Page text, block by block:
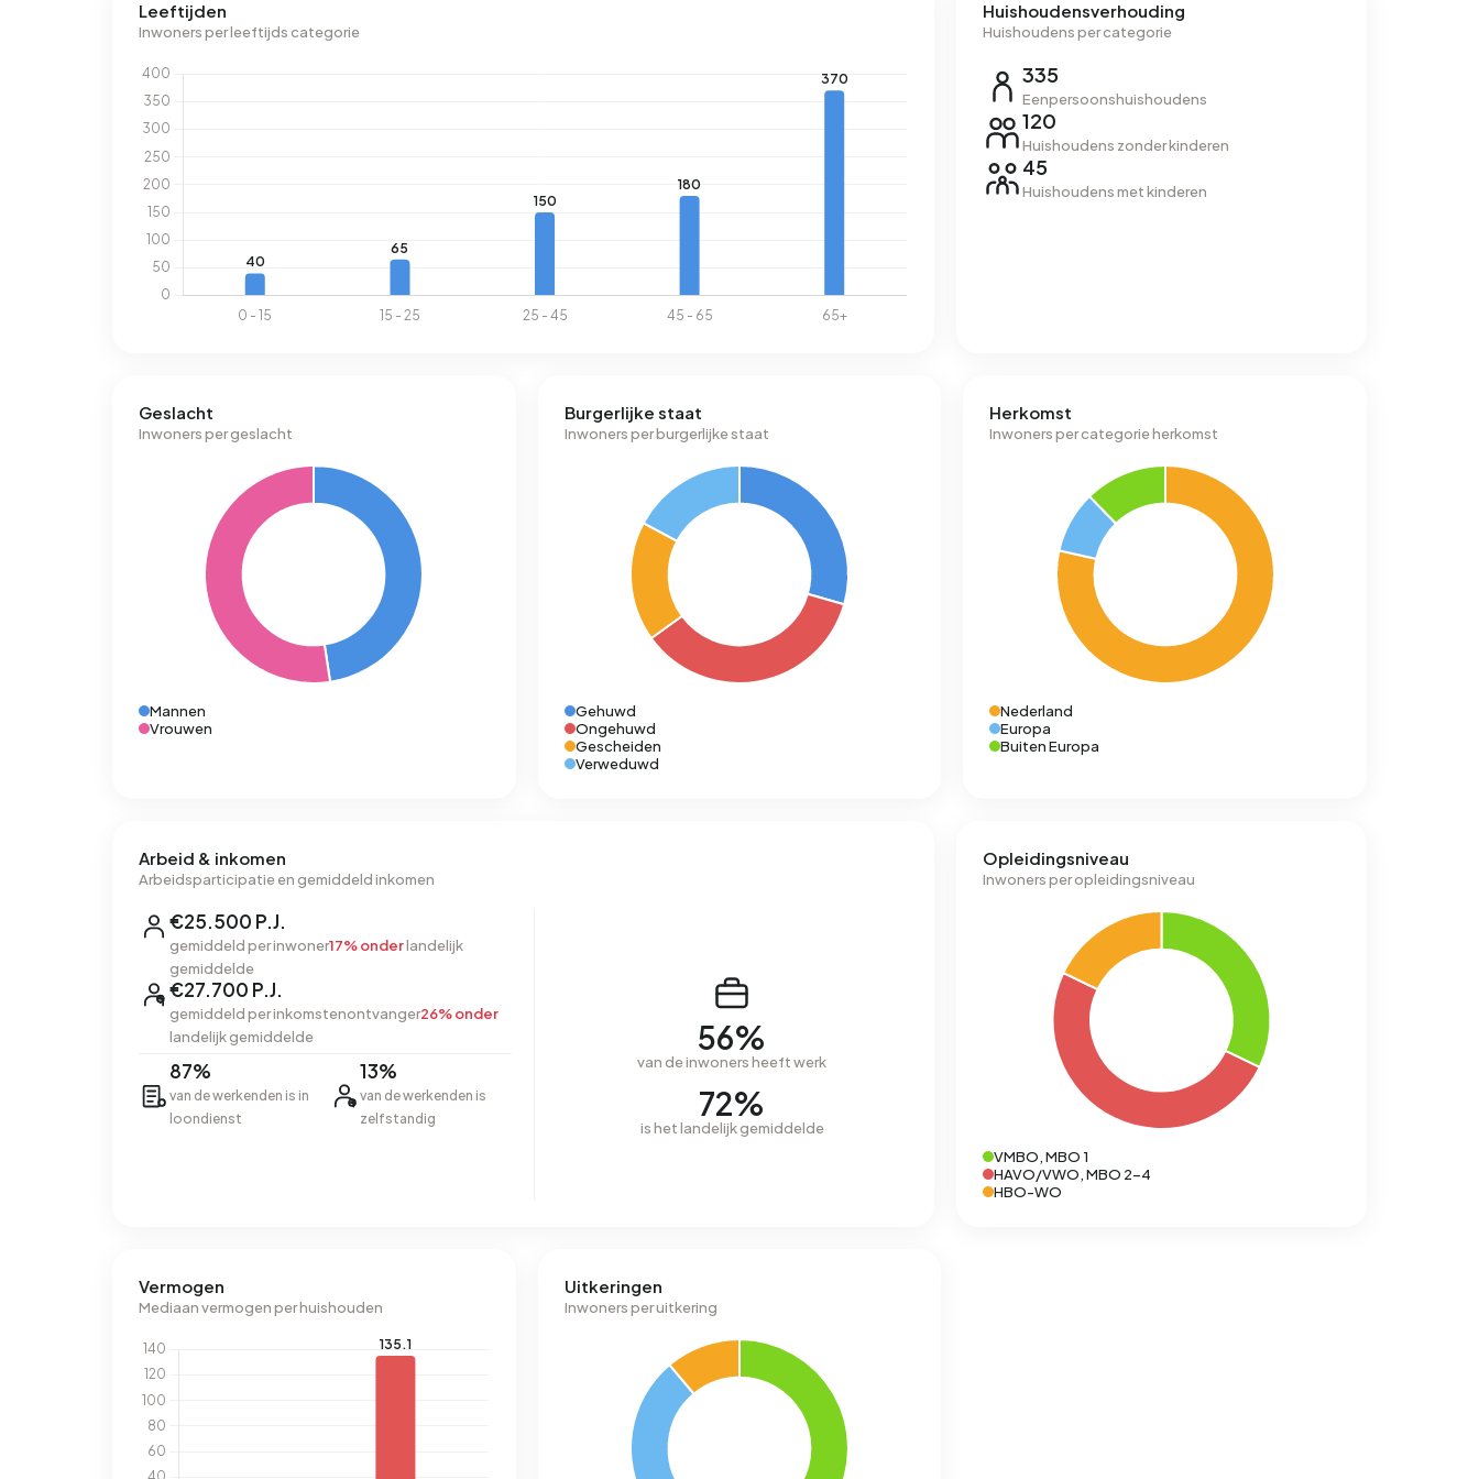
Leeftijden
Inwoners per leeftijds categorie
Huishoudensverhouding
Huishoudens per categorie
335
Eenpersoonshuishoudens
120
Huishoudens zonder kinderen
45
Huishoudens met kinderen
Geslacht
Inwoners per geslacht
Mannen
Vrouwen
Burgerlijke staat
Inwoners per burgerlijke staat
Gehuwd
Ongehuwd
Gescheiden
Verweduwd
Herkomst
Inwoners per categorie herkomst
Nederland
Europa
Buiten Europa
Arbeid & inkomen
Arbeidsparticipatie en gemiddeld inkomen
€25.500 P.J.
gemiddeld per inwoner17% onderlandelijk
gemiddelde
€27.700 P.J.
gemiddeld per inkomstenontvanger26% onder
landelijk gemiddelde
87%
van de werkenden is in
loondienst
13%
van de werkenden is
zelfstandig
56%
van de inwoners heeft werk
72%
is het landelijk gemiddelde
Opleidingsniveau
Inwoners per opleidingsniveau
VMBO, MBO 1
HAVO/VWO, MBO 2-4
HBO-WO
Vermogen
Mediaan vermogen per huishouden
Uitkeringen
Inwoners per uitkering